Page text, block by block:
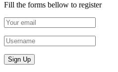
Fill the forms bellow to register